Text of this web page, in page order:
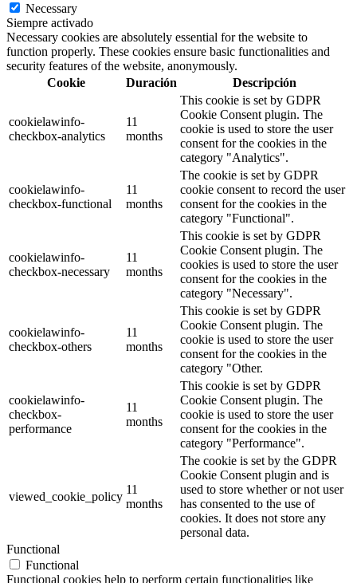
Necessary
Siempre activado
Necessary cookies are absolutely essential for the website to
function properly. These cookies ensure basic functionalities and
security features of the website, anonymously.
Cookie
Duración Descripción
cookielawinfo-
checkbox-analytics
11
months
This cookie is set by GDPR
Cookie Consent plugin. The
cookie is used to store the user
consent for the cookies in the
category "Analytics".
cookielawinfo-
checkbox-functional
11
months
The cookie is set by GDPR
cookie consent to record the user
consent for the cookies in the
category "Functional".
cookielawinfo-
checkbox-necessary
11
months
This cookie is set by GDPR
Cookie Consent plugin. The
cookies is used to store the user
consent for the cookies in the
category "Necessary".
cookielawinfo-
checkbox-others
11
months
This cookie is set by GDPR
Cookie Consent plugin. The
cookie is used to store the user
consent for the cookies in the
category "Other.
cookielawinfo-
checkbox-
performance
11
months
This cookie is set by GDPR
Cookie Consent plugin. The
cookie is used to store the user
consent for the cookies in the
category "Performance".
viewed_cookie_policy
11
months
The cookie is set by the GDPR
Cookie Consent plugin and is
used to store whether or not user
has consented to the use of
cookies. It does not store any
personal data.
Functional
Functional
Functional cookies help to perform certain functionalities like